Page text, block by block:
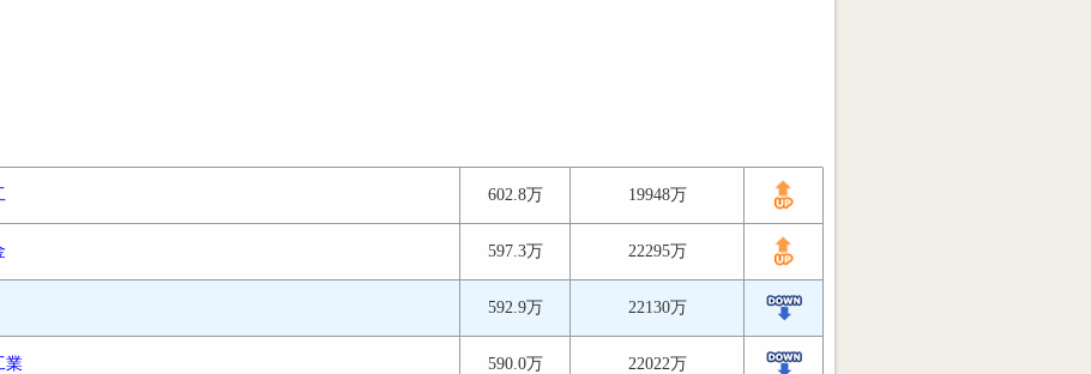
602.8万 19948万
597.3万 22295万
592.9万 22130万
業 590.0万 22022万